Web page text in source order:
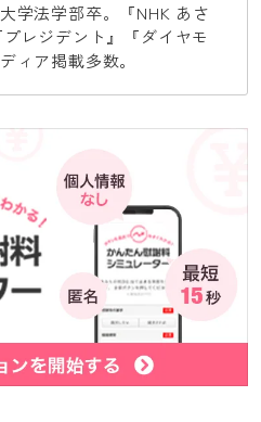
学法学部卒。『NHK あさ
レジデント』『ダイヤモ
ィア掲載多数。